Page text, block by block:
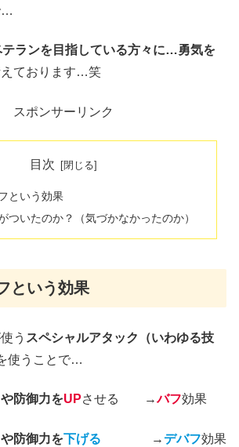
…
ランを目指している方々に…勇気を
ております…笑
スポンサーリンク
目次
という効果
ついたのか？（気づかなかったのか）
という効果
う スペシャルアタック（いわゆる技
使うことで…
防御力をUPさせる →バフ効果
防御力を下げる →デバフ効果